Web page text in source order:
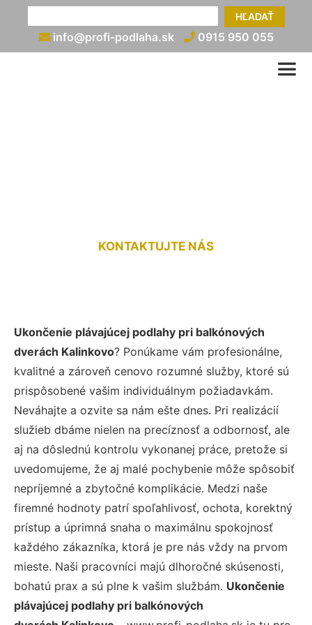
HĽADAŤ
info@profi-podlaha.sk 0915 950 055
KONTAKTUJTE NÁS
Ukončenie plávajúcej podlahy pri balkónových
dverách Kalinkovo? Ponúkame vám profesionálne,
kvalitné a zároveň cenovo rozumné služby, ktoré sú
prispôsobené vašim individuálnym požiadavkám.
Neváhajte a ozvite sa nám ešte dnes. Pri realizácií
služieb dbáme nielen na precíznosť a odbornosť, ale
aj na dôslednú kontrolu vykonanej práce, pretože si
uvedomujeme, že aj malé pochybenie môže spôsobiť
nepríjemné a zbytočné komplikácie. Medzi naše
firemné hodnoty patrí spoľahlivosť, ochota, korektný
prístup a úprimná snaha o maximálnu spokojnosť
každého zákazníka, ktorá je pre nás vždy na prvom
mieste. Naši pracovníci majú dlhoročné skúsenosti,
bohatú prax a sú plne k vašim službám. Ukončenie
plávajúcej podlahy pri balkónových